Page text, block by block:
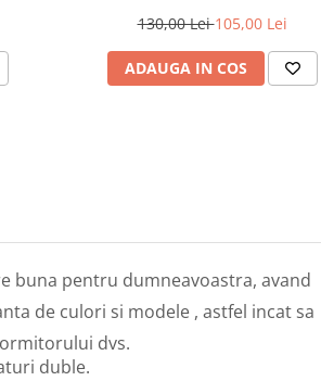
130,00 Lei105,00 Lei
ADAUGA IN COS
buna pentru dumneavoastra, avand
de culori si modele , astfel incat sa
dvs.
duble.